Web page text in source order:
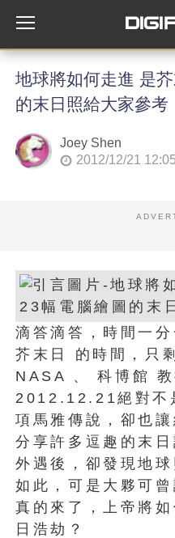
地球將如何走進 是
的末日照給大家參考
Joey Shen
2012/12/21 12:05
滴答滴答，時間一
芥末日 的時間，只
NASA 、 科博館 教
2012.12.21絕對不
項馬雅傳說，卻也
分享許多逗趣的末
外遇後，卻發現地
如此，可是大夥可
真的來了，上帝將
日浩劫？